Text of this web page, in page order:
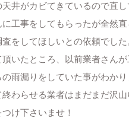
井がカビてきているので直し
に工事をしてもらったが全然
をしてほしいとの依頼でした
いたところ、以前業者さん
雨漏りをしていた事がわかり
わらせる業者はまだまだ沢山
け下さいませ！